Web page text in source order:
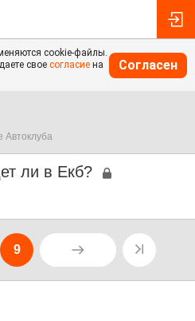
cookie-файлы.
свое согласие на
Согласен
ли в Екб?
9